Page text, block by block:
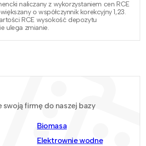
naliczany z wykorzystaniem cen RCE
o współczynnik korekcyjny 1,23.
RCE wysokość depozytu
ulega zmianie.
swoją firmę do naszej bazy
Biomasa
Elektrownie wodne